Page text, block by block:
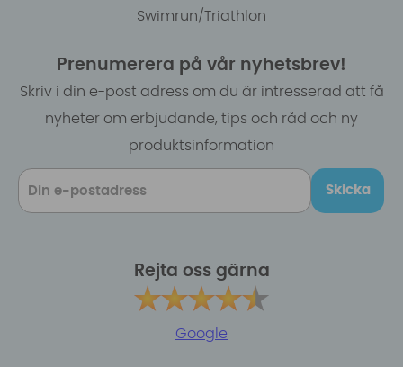
Swimrun/Triathlon
Prenumerera på vår nyhetsbrev!
Skriv i din e-post adress om du är intresserad att få
nyheter om erbjudande, tips och råd och ny
produktsinformation
Skicka
Rejta oss gärna
Google